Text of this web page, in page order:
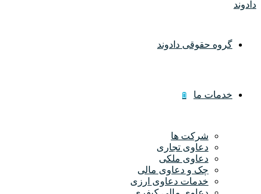
گروه حقوقی دادوند
خدمات ما
شرکت ها
دعاوی تجاری
دعاوی ملکی
چک و دعاوی مالی
خدمات دعاوی ارزی